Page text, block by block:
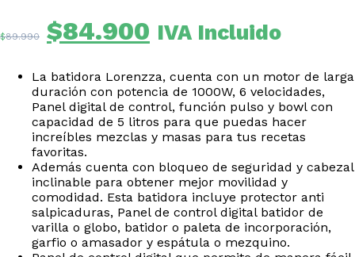
$89.990 El
precio
original
era:
$89.990.
$84.900 El
precio
actual
es:
$84.900.
IVA Incluido
La batidora Lorenzza, cuenta con un motor de larga
duración con potencia de 1000W, 6 velocidades,
Panel digital de control, función pulso y bowl con
capacidad de 5 litros para que puedas hacer
increíbles mezclas y masas para tus recetas
favoritas.
Además cuenta con bloqueo de seguridad y cabezal
inclinable para obtener mejor movilidad y
comodidad. Esta batidora incluye protector anti
salpicaduras, Panel de control digital batidor de
varilla o globo, batidor o paleta de incorporación,
garfio o amasador y espátula o mezquino.